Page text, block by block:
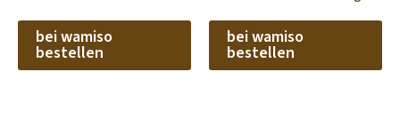
bei wamiso
bestellen
bei wamiso
bestellen